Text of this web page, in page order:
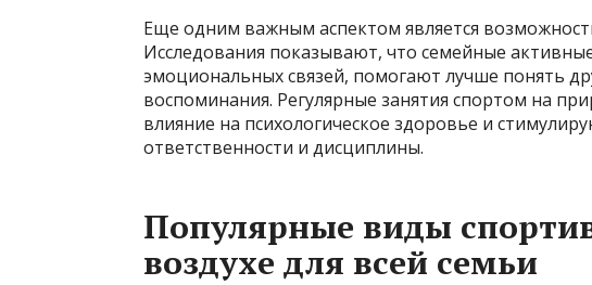
Еще одним важным аспектом является
Исследования показывают, что семейные
эмоциональных связей, помогают лучше понять
воспоминания. Регулярные занятия спортом на
влияние на психологическое здоровье и
ответственности и дисциплины.
Популярные виды
воздухе для всей семьи